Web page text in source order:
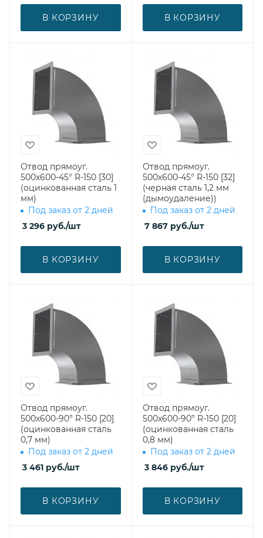
В КОРЗИНУ В КОРЗИНУ
Отвод прямоуг.
500х600-45° R-150 [30]
(оцинкованная сталь 1
мм)
Под заказ от 2 дней
3 296 руб./шт
В КОРЗИНУ
Отвод прямоуг.
500х600-45° R-150 [32]
(черная сталь 1,2 мм
(дымоудаление))
Под заказ от 2 дней
7 867руб./шт
В КОРЗИНУ
Отвод прямоуг.
500х600-90° R-150 [20]
(оцинкованная сталь
0,7 мм)
Под заказ от 2 дней
3 461 руб./шт
В КОРЗИНУ
Отвод прямоуг.
500х600-90° R-150 [20]
(оцинкованная сталь
0,8 мм)
Под заказ от 2 дней
3 846руб./шт
В КОРЗИНУ